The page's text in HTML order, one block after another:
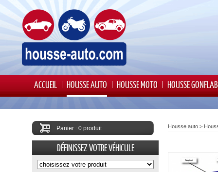
ACCUEIL HOUSSE AUTO HOUSSE MOTO HOUSSE
Housse auto >
Panier : 0 produit
DÉFINISSEZ VOTRE VÉHICULE